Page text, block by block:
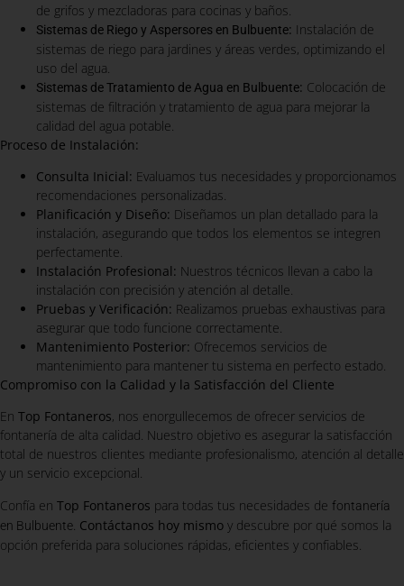
de grifos y mezcladoras para cocinas y baños.
Sistemas de Riego y Aspersores en Bulbuente: Instalación de
sistemas de riego para jardines y áreas verdes, optimizando el
uso del agua.
Sistemas de Tratamiento de Agua en Bulbuente: Colocación de
sistemas de filtración y tratamiento de agua para mejorar la
calidad del agua potable.
Proceso de Instalación:
Consulta Inicial: Evaluamos tus necesidades y proporcionamos
recomendaciones personalizadas.
Planificación y Diseño: Diseñamos un plan detallado para la
instalación, asegurando que todos los elementos se integren
perfectamente.
Instalación Profesional: Nuestros técnicos llevan a cabo la
instalación con precisión y atención al detalle.
Pruebas y Verificación: Realizamos pruebas exhaustivas para
asegurar que todo funcione correctamente.
Mantenimiento Posterior: Ofrecemos servicios de
mantenimiento para mantener tu sistema en perfecto estado.
Compromiso con la Calidad y la Satisfacción del Cliente
En Top Fontaneros, nos enorgullecemos de ofrecer servicios de
fontanería de alta calidad. Nuestro objetivo es asegurar la satisfacción
total de nuestros clientes mediante profesionalismo, atención al detalle
y un servicio excepcional.
Confía en Top Fontaneros para todas tus necesidades de fontanería
en Bulbuente. Contáctanos hoy mismo y descubre por qué somos la
opción preferida para soluciones rápidas, eficientes y confiables.